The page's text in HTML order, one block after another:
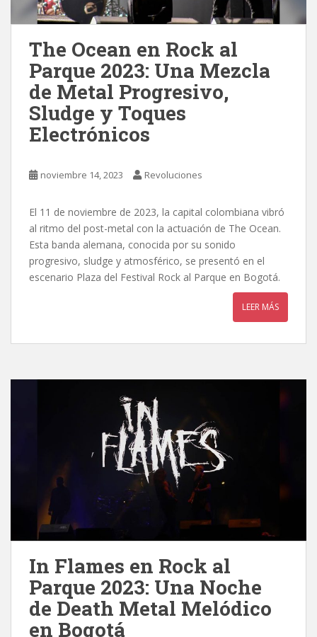
The Ocean en Rock al
Parque 2023: Una Mezcla
de Metal Progresivo,
Sludge y Toques
Electrónicos
noviembre 14, 2023 Revoluciones
El 11 de noviembre de 2023, la capital colombiana vibró
al ritmo del post-metal con la actuación de The Ocean.
Esta banda alemana, conocida por su sonido
progresivo, sludge y atmosférico, se presentó en el
escenario Plaza del Festival Rock al Parque en Bogotá.
LEER MÁS
In Flames en Rock al
Parque 2023: Una Noche
de Death Metal Melódico
en Bogotá